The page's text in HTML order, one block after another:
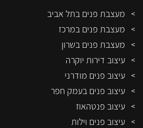
מעצבת פנים בתל אביב
מעצבת פנים במרכז
מעצבת פנים בשרון
עיצוב דירות יוקרה
עיצוב פנים מודרני
עיצוב פנים בעמק חפר
עיצוב פנטהאוז
עיצוב פנים וילות